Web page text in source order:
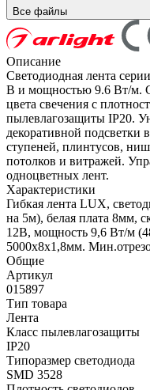
Все файлы
Описание
Светодиодная лента
В и мощностью 9.6 Вт/м.
цвета свечения с
пылевлагозащиты IP20.
декоративной подсветки
ступеней, плинтусов,
потолков и витражей.
одноцветных лент.
Характеристики
Гибкая лента LUX,
на 5м), белая плата
12В, мощность 9,6 Вт/м
5000х8х1,8мм.
Общие
Артикул
015897
Тип товара
Лента
Класс пылевлагозащиты
IP20
Типоразмер светодиода
SMD 3528